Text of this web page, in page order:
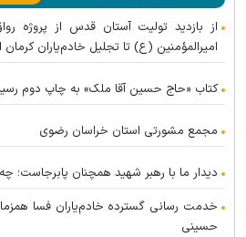
از بازدید تولیت آستان قدس از پروژه
امیرالمؤمنین (ع) تا تجلیل خادم‌یاران کرمان
کتاب «حاج حسین آقا ملک» به چاپ دوم
مجمع مشورتی استان خراسان رضوی
دیدار ما با رهبر شهید همچنان پابرجاست؛
خدمت رسانی گسترده خادم‌یاران فسا همزمان
حسینی